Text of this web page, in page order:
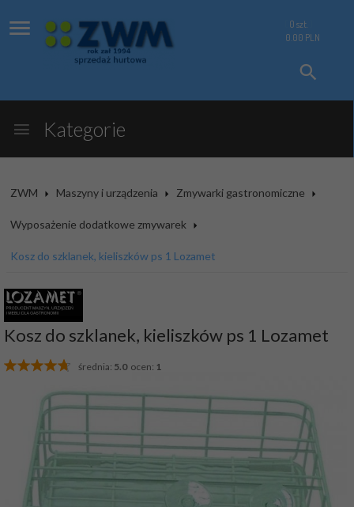
0 szt.
0.00 PLN
Kategorie
ZWM Maszyny i urządzenia Zmywarki gastronomiczne
Wyposażenie dodatkowe zmywarek
Kosz do szklanek, kieliszków ps 1 Lozamet
Kosz do szklanek, kieliszków ps 1 Lozamet
średnia: 5.0ocen: 1